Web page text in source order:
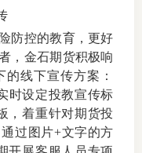
防控的教育，更好
，金石期货积极响
线下宣传方案：
时设定投教宣传标
，着重针对期货投
过图片+文字的方